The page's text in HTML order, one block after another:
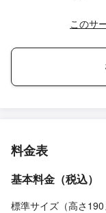
このサ
料金表
基本料金（税込）
標準サイズ（高さ190